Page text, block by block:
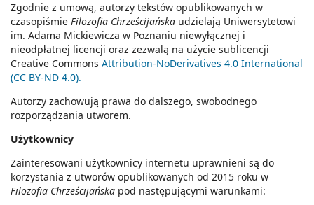
Zgodnie z umową, autorzy tekstów opublikowanych w
czasopiśmie Filozofia Chrześcijańska udzielają Uniwersytetowi
im. Adama Mickiewicza w Poznaniu niewyłącznej i
nieodpłatnej licencji oraz zezwalą na użycie sublicencji
Creative Commons Attribution-NoDerivatives 4.0 International
(CC BY-ND 4.0).
Autorzy zachowują prawa do dalszego, swobodnego
rozporządzania utworem.
Użytkownicy
Zainteresowani użytkownicy internetu uprawnieni są do
korzystania z utworów opublikowanych od 2015 roku w
Filozofia Chrześcijańska pod następującymi warunkami: